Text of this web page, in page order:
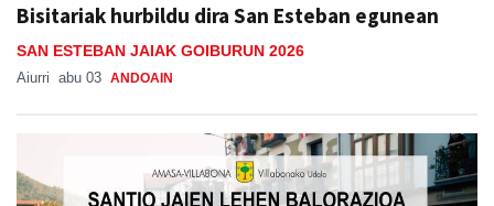
Bisitariak hurbildu dira San Esteban egunean
SAN ESTEBAN JAIAK GOIBURUN 2026
Aiurri abu 03 ANDOAIN